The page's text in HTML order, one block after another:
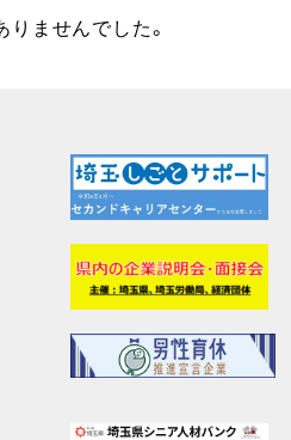
ませんでした。